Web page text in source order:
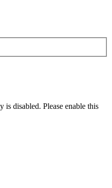
disabled. Please enable this